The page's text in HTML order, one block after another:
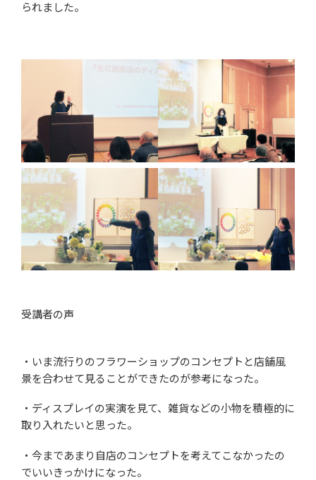
られました。
受講者の声
・いま流行りのフラワーショップのコンセプトと店舗風
景を合わせて見ることができたのが参考になった。
・ディスプレイの実演を見て、雑貨などの小物を積極的に
取り入れたいと思った。
・今まであまり自店のコンセプトを考えてこなかったの
でいいきっかけになった。